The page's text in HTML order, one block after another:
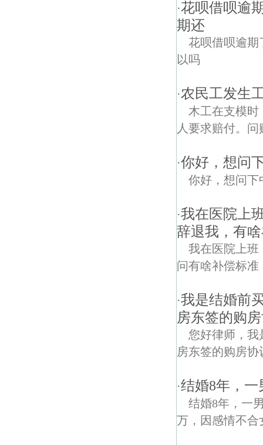
·花呗借呗逾
期还
花呗借呗逾期
以吗
·农民工发生
木工在支模
人要求赔付。
·你好，想问
你好，想问下
·我在医院上
辞退我，有
我在医院上班
问有啥补偿标准
·我是结婚前
房东签的购
您好律师，我
房东签的购房
·结婚8年，一
结婚8年，一
万，因感情不合